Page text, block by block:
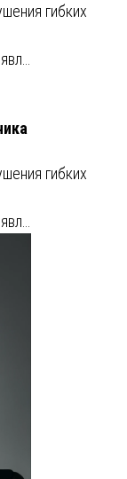
гибких
гибких